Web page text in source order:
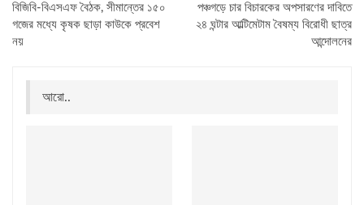
বিজিবি-বিএসএফ বৈঠক, সীমান্তের ১৫০
গজের মধ্যে কৃষক ছাড়া কাউকে প্রবেশ
নয়
পঞ্চগড়ে চার বিচারকের অপসারণের দাবিতে
২৪ ঘন্টার আল্টিমেটাম বৈষম্য বিরোধী ছাত্র
আন্দোলনের
আরো..